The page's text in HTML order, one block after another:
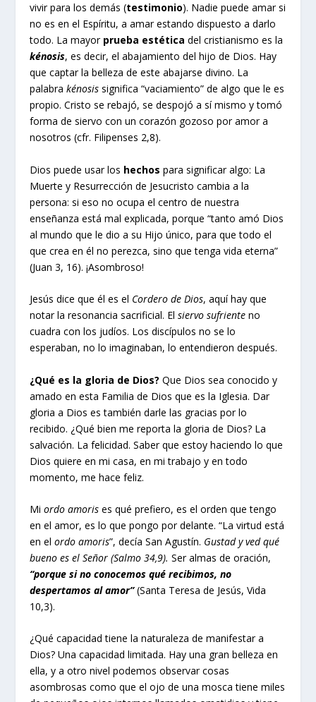
vivir para los demás (testimonio). Nadie puede amar si
no es en el Espíritu, a amar estando dispuesto a darlo
todo. La mayor prueba estéticadel cristianismo es la
kénosis, es decir, el abajamiento del hijo de Dios. Hay
que captar la belleza de este abajarse divino. La
palabra kénosis significa “vaciamiento” de algo que le es
propio. Cristo se rebajó, se despojó a sí mismo y tomó
forma de siervo con un corazón gozoso por amor a
nosotros (cfr. Filipenses 2,8).
Dios puede usar los hechospara significar algo: La
Muerte y Resurrección de Jesucristo cambia a la
persona: si eso no ocupa el centro de nuestra
enseñanza está mal explicada, porque “tanto amó Dios
al mundo que le dio a su Hijo único, para que todo el
que crea en él no perezca, sino que tenga vida eterna”
(Juan 3, 16). ¡Asombroso!
Jesús dice que él es el Cordero de Dios, aquí hay que
notar la resonancia sacrificial. Elsiervo sufriente no
cuadra con los judíos. Los discípulos no se lo
esperaban, no lo imaginaban, lo entendieron después.
¿Qué es la gloria de Dios? Que Dios sea conocido y
amado en esta Familia de Dios que es la Iglesia. Dar
gloria a Dios es también darle las gracias por lo
recibido. ¿Qué bien me reporta la gloria de Dios? La
salvación. La felicidad. Saber que estoy haciendo lo que
Dios quiere en mi casa, en mi trabajo y en todo
momento, me hace feliz.
Miordo amoris es qué prefiero, es el orden que tengo
en el amor, es lo que pongo por delante. “La virtud está
en elordo amoris”, decía San Agustín. Gustad y ved qué
bueno es el Señor (Salmo 34,9). Ser almas de oración,
“porque si no conocemos qué recibimos, no
despertamos al amor”(Santa Teresa de Jesús, Vida
10,3).
¿Qué capacidad tiene la naturaleza de manifestar a
Dios? Una capacidad limitada. Hay una gran belleza en
ella, y a otro nivel podemos observar cosas
asombrosas como que el ojo de una mosca tiene miles